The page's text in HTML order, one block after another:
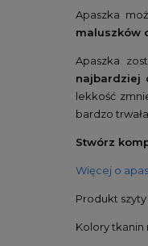
Apaszka
maluszków
Apaszka
najbardziej
lekkość
bardzo
Stwórz
Więcej o
Produkt
Kolory tkanin